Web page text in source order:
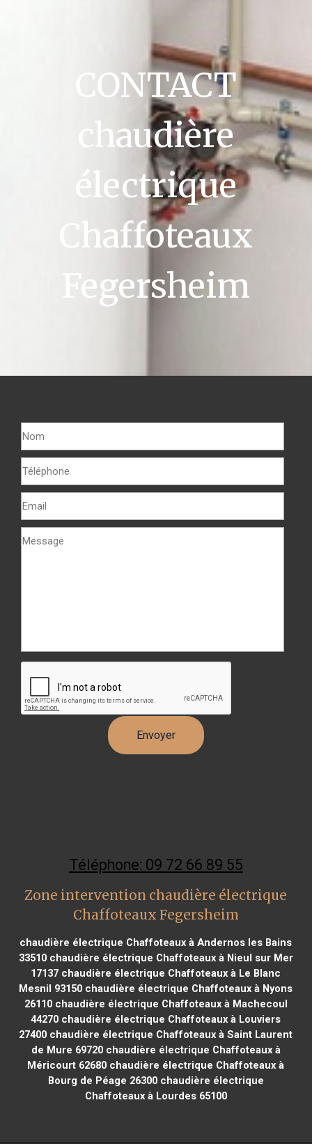
CONTACT
chaudière
électrique
Chaffoteaux
Fegersheim
Téléphone: 09 72 66 89 55
Zone intervention chaudière électrique
Chaffoteaux Fegersheim
chaudière électrique Chaffoteaux à Andernos les Bains
33510chaudière électrique Chaffoteaux à Nieul sur Mer
17137 chaudière électrique Chaffoteaux à Le Blanc
Mesnil 93150 chaudière électrique Chaffoteaux à Nyons
26110chaudière électrique Chaffoteaux à Machecoul
44270 chaudière électrique Chaffoteaux à Louviers
27400 chaudière électrique Chaffoteaux à Saint Laurent
de Mure 69720chaudière électrique Chaffoteaux à
Méricourt 62680 chaudière électrique Chaffoteaux à
Bourg de Péage 26300chaudière électrique
Chaffoteaux à Lourdes 65100